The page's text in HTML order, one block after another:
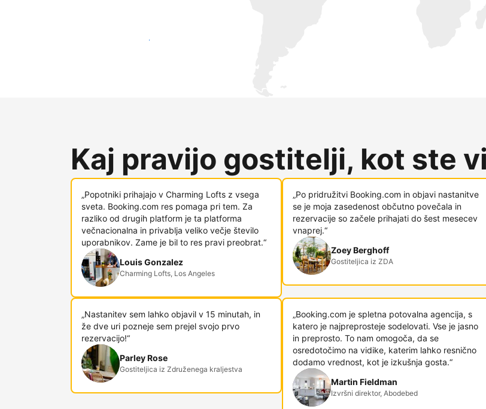
Pridobite nove goste še danes
Kaj pravijo gostitelji, kot ste vi
„Popotniki prihajajo v Charming Lofts z vsega
sveta. Booking.com res pomaga pri tem. Za
razliko od drugih platform je ta platforma
večnacionalna in privablja veliko večje število
uporabnikov. Zame je bil to res pravi preobrat.“
Louis Gonzalez
Charming Lofts, Los Angeles
„Po pridružitvi Booking.com in objavi nastanitve
se je moja zasedenost občutno povečala in
rezervacije so začele prihajati do šest mesecev
vnaprej.“
Zoey Berghoff
Gostiteljica iz ZDA
„Nastanitev sem lahko objavil v 15 minutah, in
že dve uri pozneje sem prejel svojo prvo
rezervacijo!“
Parley Rose
Gostiteljica iz Združenega kraljestva
„Booking.com je spletna potovalna agencija, s
katero je najpreprosteje sodelovati. Vse je jasno
in preprosto. To nam omogoča, da se
osredotočimo na vidike, katerim lahko resnično
dodamo vrednost, kot je izkušnja gosta.“
Martin Fieldman
Izvršni direktor, Abodebed